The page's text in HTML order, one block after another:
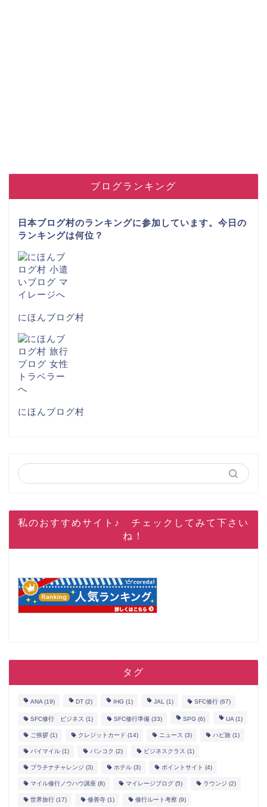
ブログランキング
日本ブログ村のランキングに参加しています。今日の
ランキングは何位？
にほんブログ村
にほんブログ村
私のおすすめサイト♪ チェックしてみて下さい
ね！
タグ
ANA (19) DT (2) IHG (1) JAL (1) SFC修行 (67)
SFC修行 ビジネス (1) SFC修行準備 (33) SPG (6) UA (1)
ご挨拶 (1) クレジットカード (14) ニュース (3) ハピ旅 (1)
バイマイル (1) バンコク (2) ビジネスクラス (1)
プラチナチャレンジ (3) ホテル (3) ポイントサイト (4)
マイル修行ノウハウ講座 (8) マイレージブログ (5) ラウンジ (2)
世界旅行 (17) 修善寺 (1) 修行ルート考察 (9)